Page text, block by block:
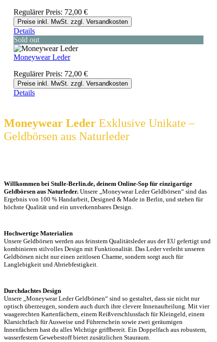
Regulärer Preis: 72,00 €
Preise inkl. MwSt. zzgl. Versandkosten
Details
Sold out
Moneywear Leder
Regulärer Preis: 72,00 €
Preise inkl. MwSt. zzgl. Versandkosten
Details
Moneywear Leder Exklusive Unikate –
Geldbörsen aus Naturleder
Willkommen bei Stulle-Berlin.de, deinem Online-Sop für einzigartige
Geldbörsen aus Naturleder. Unsere „Moneywear Leder Geldbörsen“ sind das
Ergebnis von 100 % Handarbeit, Designed & Made in Berlin, und stehen für
höchste Qualität und ein unverkennbares Design.
Hochwertige Materialien
Unsere Geldbörsen werden aus feinstem Qualitätsleder aus der EU gefertigt und
kombinieren stilvolles Design mit Funktionalität. Das Leder verleiht unseren
Geldbörsen nicht nur einen zeitlosen Charme, sondern sorgt auch für
Langlebigkeit und Abriebfestigkeit.
Durchdachtes Design
Unsere „Moneywear Leder Geldbörsen“ sind so gestaltet, dass sie nicht nur
optisch überzeugen, sondern auch durch ihre clevere Innenaufteilung. Mit vier
waagerechten Kartenfächern, einem Reißverschlussfach für Kleingeld, einem
Klarsichtfach für Ausweise und Führerschein sowie zwei geräumigen
Innenfächern hast du alles Wichtige griffbereit. Ein Doppelfach aus robustem,
wasserfestem Gewebestoff bietet zusätzlichen Stauraum.